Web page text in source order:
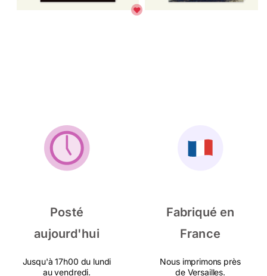
Posté
aujourd'hui
Jusqu'à 17h00 du lundi
au vendredi.
Fabriqué en
France
Nous imprimons près
de Versailles.